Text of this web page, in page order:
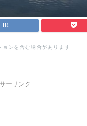
ョンを含む場合があります
ーリンク